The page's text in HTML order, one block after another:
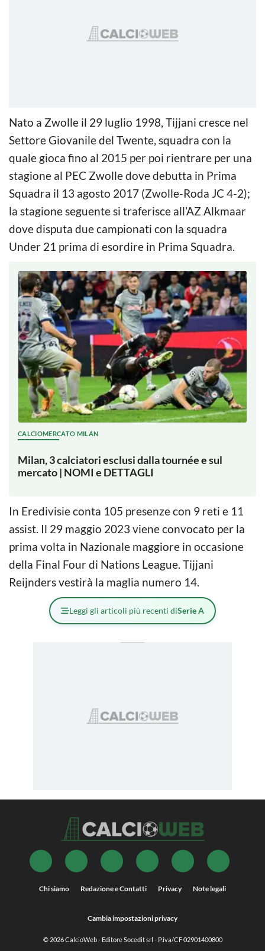
Nato a Zwolle il 29 luglio 1998, Tijjani cresce nel
Settore Giovanile del Twente, squadra con la
quale gioca fino al 2015 per poi rientrare per una
stagione al PEC Zwolle dove debutta in Prima
Squadra il 13 agosto 2017 (Zwolle-Roda JC 4-2);
la stagione seguente si traferisce all’AZ Alkmaar
dove disputa due campionati con la squadra
Under 21 prima di esordire in Prima Squadra.
CALCIOMERCATO MILAN
Milan, 3 calciatori esclusi dalla tournée e sul
mercato | NOMI e DETTAGLI
In Eredivisie conta 105 presenze con 9 reti e 11
assist. Il 29 maggio 2023 viene convocato per la
prima volta in Nazionale maggiore in occasione
della Final Four di Nations League. Tijjani
Reijnders vestirà la maglia numero 14.
Leggi gli articoli più recenti diSerie A
Chi siamo Redazione e Contatti Privacy Note legali
Cambia impostazioni privacy
© 2026CalcioWeb- Editore Socedit srl - P.iva/CF 02901400800